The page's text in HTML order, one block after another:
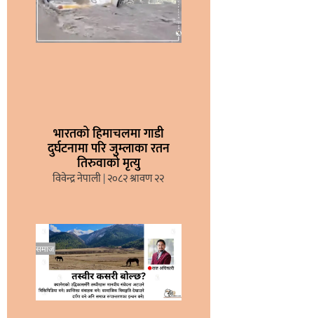
भारतको हिमाचलमा गाडी
दुर्घटनामा परि जुम्लाका रतन
तिरुवाको मृत्यु
विवेन्द्र नेपाली २०८२ श्रावण २२